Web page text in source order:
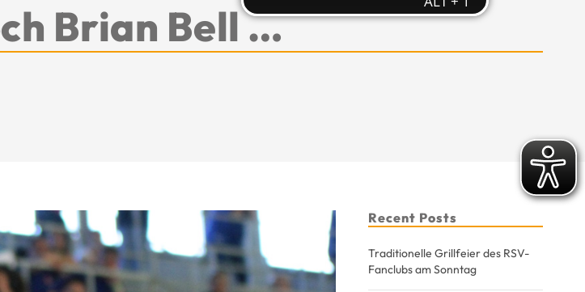
Brian Bell …
Recent Posts
Traditionelle Grillfeier des RSV-
Fanclubs am Sonntag